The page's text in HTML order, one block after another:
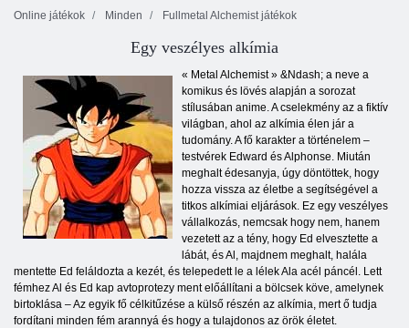
Online játékok Minden Fullmetal Alchemist játékok
Egy veszélyes alkímia
« Metal Alchemist » &Ndash; a neve a
komikus és lövés alapján a sorozat
stílusában anime. A cselekmény az a fiktív
világban, ahol az alkímia élen jár a
tudomány. A fő karakter a történelem –
testvérek Edward és Alphonse. Miután
meghalt édesanyja, úgy döntöttek, hogy
hozza vissza az életbe a segítségével a
titkos alkímiai eljárások. Ez egy veszélyes
vállalkozás, nemcsak hogy nem, hanem
vezetett az a tény, hogy Ed elvesztette a
lábát, és Al, majdnem meghalt, halála
mentette Ed feláldozta a kezét, és telepedett le a lélek Ala acél páncél. Lett
fémhez Al és Ed kap avtoprotezy ment előállítani a bölcsek köve, amelynek
birtoklása – Az egyik fő célkitűzése a külső részén az alkímia, mert ő tudja
fordítani minden fém arannyá és hogy a tulajdonos az örök életet.